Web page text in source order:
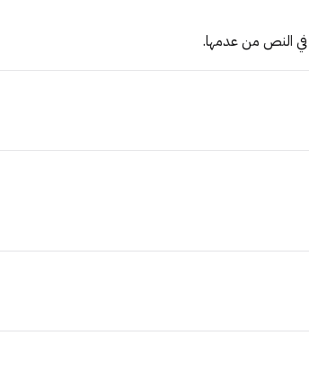
في النص من عدمها.